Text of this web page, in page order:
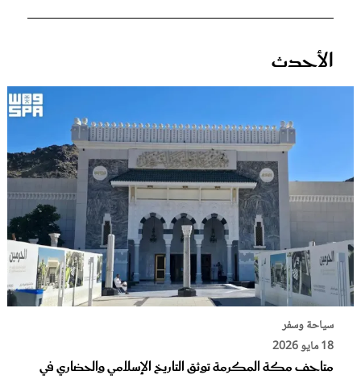
الأحدث
سياحة وسفر
18 مايو 2026
متاحف مكة المكرمة توثق التاريخ الإسلامي والحضاري في
غلاف رفمي